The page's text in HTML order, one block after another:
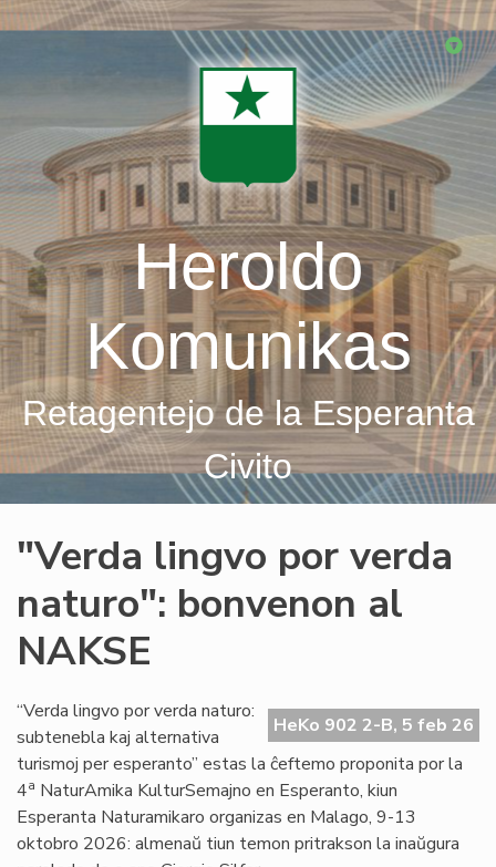
Skip
Heroldo
Komunikas
Retagentejo de la Esperanta
Civito
"Verda lingvo por verda
naturo": bonvenon al
NAKSE
HeKo 902 2-B, 5 feb 26
“Verda lingvo por verda naturo:
subtenebla kaj alternativa
turismoj per esperanto” estas la ĉeftemo proponita por la
4a NaturAmika KulturSemajno en Esperanto, kiun
Esperanta Naturamikaro organizas en Malago, 9-13
oktobro 2026: almenaŭ tiun temon pritrakson la inaŭgura